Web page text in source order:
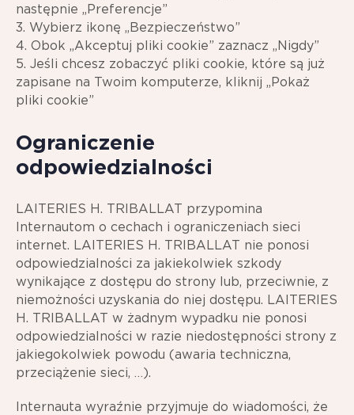
następnie „Preferencje”
3. Wybierz ikonę „Bezpieczeństwo”
4. Obok „Akceptuj pliki cookie” zaznacz „Nigdy”
5. Jeśli chcesz zobaczyć pliki cookie, które są już
zapisane na Twoim komputerze, kliknij „Pokaż
pliki cookie”
Ograniczenie
odpowiedzialności
LAITERIES H. TRIBALLAT przypomina
Internautom o cechach i ograniczeniach sieci
internet. LAITERIES H. TRIBALLAT nie ponosi
odpowiedzialności za jakiekolwiek szkody
wynikające z dostępu do strony lub, przeciwnie, z
niemożności uzyskania do niej dostępu. LAITERIES
H. TRIBALLAT w żadnym wypadku nie ponosi
odpowiedzialności w razie niedostępności strony z
jakiegokolwiek powodu (awaria techniczna,
przeciążenie sieci, …).
Internauta wyraźnie przyjmuje do wiadomości, że